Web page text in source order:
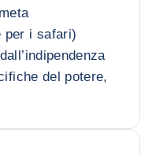
per i safari)
del potere,